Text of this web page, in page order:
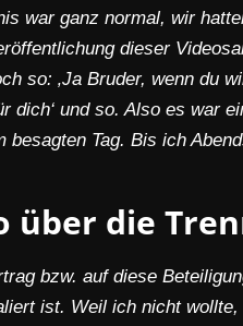
war ganz normal, wir
dieser
so: ‚Ja Bruder, wenn du
dich‘ und so. Also es war
besagten Tag. Bis ich
über die
bzw. auf diese
ist. Weil ich nicht